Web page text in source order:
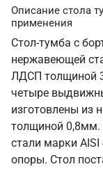
Описание стола
применения
Стол-тумба с
нержавеющей
ЛДСП толщиной
четыре
изготовлены из
толщиной 0,8мм.
стали марки
опоры. Стол